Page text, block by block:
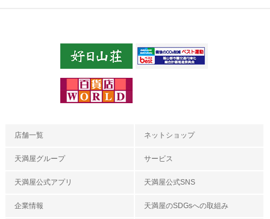
店舗一覧 ネットショップ
天満屋グループ サービス
天満屋公式アプリ 天満屋公式SNS
企業情報 天満屋のSDGsへの取組み